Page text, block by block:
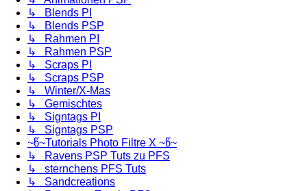
↳ Blends PI
↳ Blends PSP
↳ Rahmen PI
↳ Rahmen PSP
↳ Scraps PI
↳ Scraps PSP
↳ Winter/X-Mas
↳ Gemischtes
↳ Signtags PI
↳ Signtags PSP
~წ~Tutorials Photo Filtre X ~წ~
↳ Ravens PSP Tuts zu PFS
↳ sternchens PFS Tuts
↳ Sandcreations